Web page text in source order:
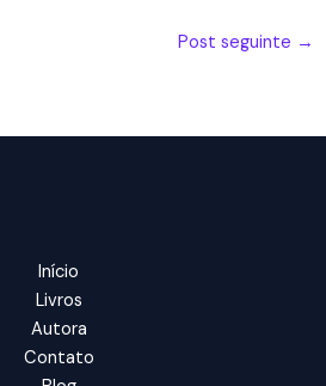
Post seguinte →
Início
Livros
Autora
Contato